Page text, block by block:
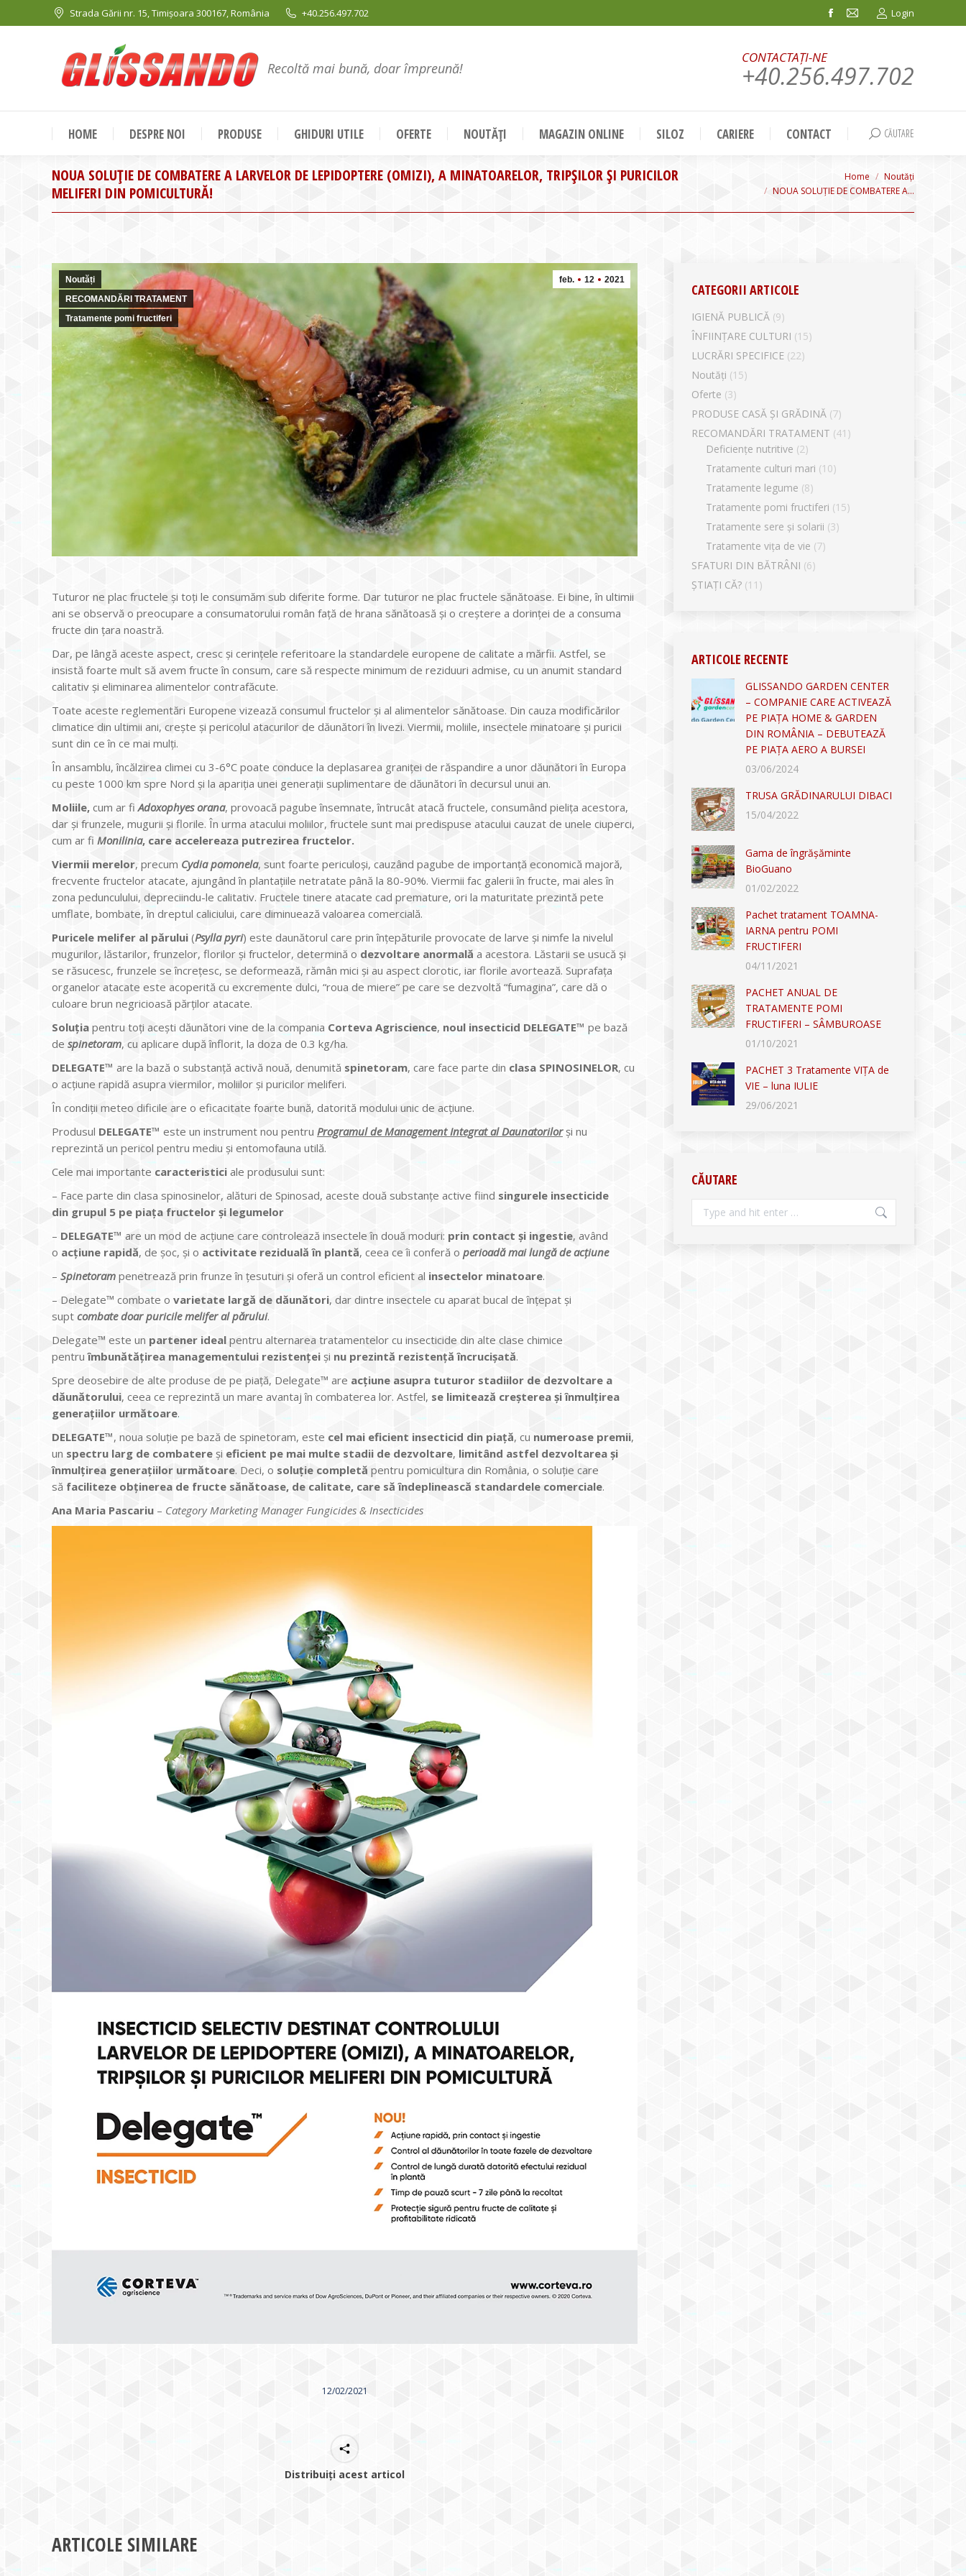
Strada Gării nr. 15, Timișoara 300167, România +40.256.497.702
Facebook
in
window
Mail
in
window
Login
Recoltă mai bună, doar împreună!
CONTACTAȚI-NE
+40.256.497.702
HOME DESPRE NOI PRODUSE GHIDURI UTILE OFERTE NOUTĂȚI MAGAZIN ONLINE SILOZ CARIERE CONTACT Search:
CĂUTARE
NOUA SOLUȚIE DE COMBATERE A LARVELOR DE LEPIDOPTERE (OMIZI), A MINATOARELOR, TRIPȘILOR ȘI PURICILOR
MELIFERI DIN POMICULTURĂ!
Home
Noutăți
NOUA SOLUȚIE DE COMBATERE A…
feb. 12 2021
Noutăți
RECOMANDĂRI TRATAMENT
Tratamente pomi fructiferi
Tuturor ne plac fructele și toți le consumăm sub diferite forme. Dar tuturor ne plac fructele sănătoase. Ei bine, în ultimii
ani se observă o preocupare a consumatorului român față de hrana sănătoasă și o creștere a dorinței de a consuma
fructe din țara noastră.
Dar, pe lângă aceste aspect, cresc și cerințele referitoare la standardele europene de calitate a mărfii. Astfel, se
insistă foarte mult să avem fructe în consum, care să respecte minimum de reziduuri admise, cu un anumit standard
calitativ și eliminarea alimentelor contrafăcute.
Toate aceste reglementări Europene vizează consumul fructelor și al alimentelor sănătoase. Din cauza modificărilor
climatice din ultimii ani, crește și pericolul atacurilor de dăunători în livezi. Viermii, moliile, insectele minatoare și puricii
sunt din ce în ce mai mulți.
În ansamblu, încălzirea climei cu 3-6°C poate conduce la deplasarea graniței de răspandire a unor dăunători în Europa
cu peste 1000 km spre Nord și la apariția unei generații suplimentare de dăunători în decursul unui an.
Moliile, cum ar fi Adoxophyes orana, provoacă pagube însemnate, întrucât atacă fructele, consumând pielița acestora,
dar și frunzele, mugurii și florile. În urma atacului moliilor, fructele sunt mai predispuse atacului cauzat de unele ciuperci,
cum ar fi Monilinia, care accelereaza putrezirea fructelor.
Viermii merelor, precum Cydia pomonela, sunt foarte periculoși, cauzând pagube de importanță economică majoră,
frecvente fructelor atacate, ajungând în plantațiile netratate până la 80-90%. Viermii fac galerii în fructe, mai ales în
zona pedunculului, depreciindu-le calitativ. Fructele tinere atacate cad premature, ori la maturitate prezintă pete
umflate, bombate, în dreptul caliciului, care diminuează valoarea comercială.
Puricele melifer al părului (Psylla pyri) este daunătorul care prin înțepăturile provocate de larve și nimfe la nivelul
mugurilor, lăstarilor, frunzelor, florilor și fructelor, determină o dezvoltare anormală a acestora. Lăstarii se usucă și
se răsucesc, frunzele se încrețesc, se deformează, rămân mici și au aspect clorotic, iar florile avortează. Suprafața
organelor atacate este acoperită cu excremente dulci, “roua de miere” pe care se dezvoltă “fumagina”, care dă o
culoare brun negricioasă părților atacate.
Soluția pentru toți acești dăunători vine de la compania Corteva Agriscience, noul insecticid DELEGATE™ pe bază
de spinetoram, cu aplicare după înflorit, la doza de 0.3 kg/ha.
DELEGATE™ are la bază o substanță activă nouă, denumită spinetoram, care face parte din clasa SPINOSINELOR, cu
o acțiune rapidă asupra viermilor, moliilor și puricilor meliferi.
În condiții meteo dificile are o eficacitate foarte bună, datorită modului unic de acțiune.
Produsul DELEGATE™ este un instrument nou pentru Programul de Management Integrat al Daunatorilorși nu
reprezintă un pericol pentru mediu și entomofauna utilă.
Cele mai importante caracteristici ale produsului sunt:
– Face parte din clasa spinosinelor, alături de Spinosad, aceste două substanțe active fiind singurele insecticide
din grupul 5 pe piața fructelor și legumelor
– DELEGATE™ are un mod de acțiune care controlează insectele în două moduri: prin contact și ingestie, având
o acțiune rapidă, de șoc, și o activitate reziduală în plantă, ceea ce îi conferă o perioadă mai lungă de acțiune
– Spinetoram penetrează prin frunze în țesuturi și oferă un control eficient al insectelor minatoare.
– Delegate™ combate o varietate largă de dăunători, dar dintre insectele cu aparat bucal de înțepat și
supt combate doar puricile melifer al părului.
Delegate™ este un partener ideal pentru alternarea tratamentelor cu insecticide din alte clase chimice
pentruîmbunătățirea managementului rezistenței și nu prezintă rezistență încrucișată.
Spre deosebire de alte produse de pe piață, Delegate™ are acțiune asupra tuturor stadiilor de dezvoltare a
dăunătorului, ceea ce reprezintă un mare avantaj în combaterea lor. Astfel, se limitează creșterea și înmulțirea
generațiilor următoare.
DELEGATE™, noua soluție pe bază de spinetoram, este cel mai eficient insecticid din piață, cu numeroase premii,
un spectru larg de combatere și eficient pe mai multe stadii de dezvoltare, limitând astfel dezvoltarea și
înmulțirea generațiilor următoare. Deci, o soluție completă pentru pomicultura din România, o soluție care
să faciliteze obținerea de fructe sănătoase, de calitate, care să îndeplinească standardele comerciale.
Ana Maria Pascariu – Category Marketing Manager Fungicides & Insecticides
12/02/2021
Distribuiți acest articol
ARTICOLE SIMILARE
CATEGORII ARTICOLE
IGIENĂ PUBLICĂ (9)
ÎNFIINȚARE CULTURI (15)
LUCRĂRI SPECIFICE (22)
Noutăți (15)
Oferte (3)
PRODUSE CASĂ ȘI GRĂDINĂ (7)
RECOMANDĂRI TRATAMENT (41)
Deficiențe nutritive (2)
Tratamente culturi mari (10)
Tratamente legume (8)
Tratamente pomi fructiferi (15)
Tratamente sere și solarii (3)
Tratamente vița de vie (7)
SFATURI DIN BĂTRÂNI (6)
ȘTIAȚI CĂ? (11)
ARTICOLE RECENTE
GLISSANDO GARDEN CENTER
– COMPANIE CARE ACTIVEAZĂ
PE PIAȚA HOME & GARDEN
DIN ROMÂNIA – DEBUTEAZĂ
PE PIAȚA AERO A BURSEI
03/06/2024
TRUSA GRĂDINARULUI DIBACI
15/04/2022
Gama de îngrășăminte
BioGuano
01/02/2022
Pachet tratament TOAMNA-
IARNA pentru POMI
FRUCTIFERI
04/11/2021
PACHET ANUAL DE
TRATAMENTE POMI
FRUCTIFERI – SÂMBUROASE
01/10/2021
PACHET 3 Tratamente VIȚA de
VIE – luna IULIE
29/06/2021
CĂUTARE
Search: